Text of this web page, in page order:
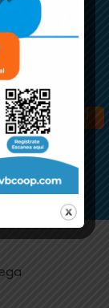
AQUÍ
SOLICITA AQUÍ